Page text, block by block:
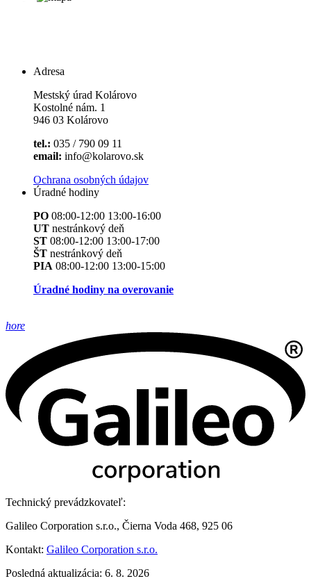
Adresa
Mestský úrad Kolárovo
Kostolné nám. 1
946 03 Kolárovo
tel.: 035 / 790 09 11
email: info@kolarovo.sk
Ochrana osobných údajov
Úradné hodiny
PO 08:00-12:00 13:00-16:00
UT nestránkový deň
ST 08:00-12:00 13:00-17:00
ŠT nestránkový deň
PIA 08:00-12:00 13:00-15:00
Úradné hodiny na overovanie
hore
Technický prevádzkovateľ:
Galileo Corporation s.r.o., Čierna Voda 468, 925 06
Kontakt: Galileo Corporation s.r.o.
Posledná aktualizácia: 6. 8. 2026